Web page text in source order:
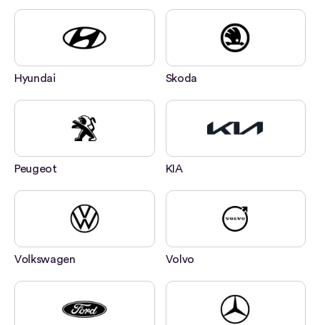
Hyundai Skoda
Peugeot KIA
Volkswagen Volvo